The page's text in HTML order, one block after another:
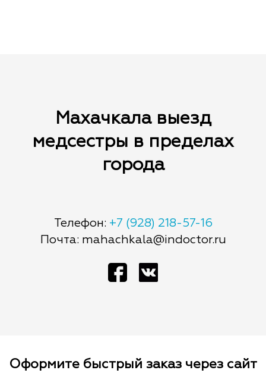
Махачкала выезд
медсестры в пределах
города
Телефон: +7 (928) 218-57-16
Почта: mahachkala@indoctor.ru
Оформите быстрый заказ через сайт